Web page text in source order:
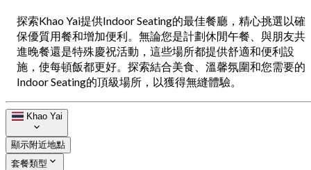
探索Khao Yai提供Indoor Seating的最佳餐廳，精心挑選以確
保優質用餐和增加便利。無論您是計劃休閒午餐、與朋友共
進晚餐還是特殊慶祝活動，這些場所都提供舒適和便利設
施，使每頓飯都更好。探索結合美食、溫馨氛圍和您需要的
Indoor Seating的頂級場所，以獲得無縫體驗。
Khao Yai
顯示附近地點
套餐類型